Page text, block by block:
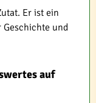
Er ist ein
und
auf